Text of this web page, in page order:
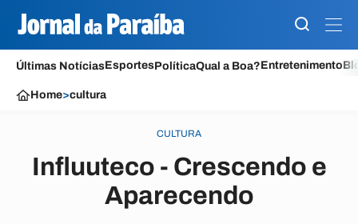
Últimas NotíciasEsportesPolíticaQual a Boa?Entretenimento
Home>cultura
CULTURA
Influuteco - Crescendo e
Aparecendo